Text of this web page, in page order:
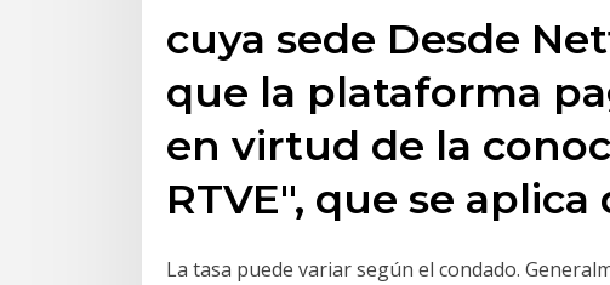
cuya sede Desde
que la plataforma
en virtud de la
RTVE", que se aplica
La tasa puede variar según el condado.